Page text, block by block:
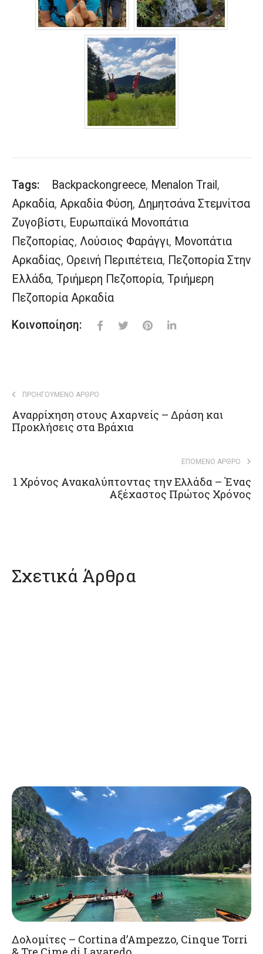
Tags: Backpackongreece, Menalon Trail ,
Αρκαδία, Αρκαδία Φύση, Δημητσάνα Στεμνίτσα
Ζυγοβίστι, Ευρωπαϊκά Μονοπάτια
Πεζοπορίας, Λούσιος Φαράγγι, Μονοπάτια
Αρκαδίας, Ορεινή Περιπέτεια, Πεζοπορία Στην
Ελλάδα, Τριήμερη Πεζοπορία, Τριήμερη
Πεζοπορία Αρκαδία
Κοινοποίηση:
ΠΡΟΗΓΟΎΜΕΝΟ ΆΡΘΡΟ
Αναρρίχηση στους Αχαρνείς – Δράση και
Προκλήσεις στα Βράχια
ΕΠΌΜΕΝΟ ΆΡΘΡΟ
1 Χρόνος Ανακαλύπτοντας την Ελλάδα – Ένας
Αξέχαστος Πρώτος Χρόνος
Σχετικά Άρθρα
Δολομίτες – Cortina d’Ampezzo, Cinque Torri